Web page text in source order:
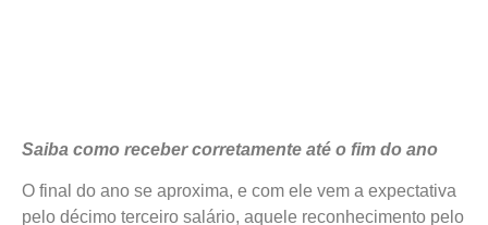
Saiba como receber corretamente até o fim do ano
O final do ano se aproxima, e com ele vem a expectativa
pelo décimo terceiro salário, aquele reconhecimento pelo